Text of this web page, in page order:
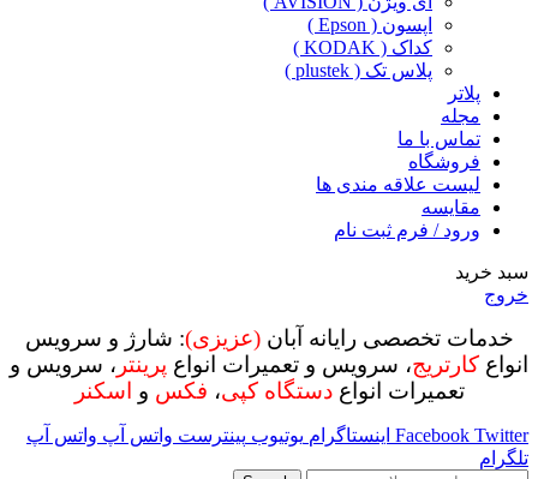
اپسون ( Epson )
کداک ( KODAK )
پلاس تک ( plustek )
پلاتر
مجله
تماس با ما
فروشگاه
لیست علاقه مندی ها
مقایسه
ورود / فرم ثبت نام
سبد خرید
خروج
خدمات تخصصی رایانه آبان (عزیزی): شارژ و سرویس
انواع کارتریج، سرویس و تعمیرات انواع پرینتر ، سرویس و
تعمیرات انواعدستگاه کپی، فکس و اسکنر
Facebook Twitter اینستاگرام یوتیوب پینترست واتس آپ واتس آپ
تلگرام